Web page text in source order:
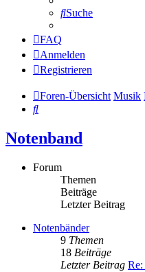
Suche
FAQ
Anmelden
Registrieren
Foren-Übersicht Musik
Suche
Notenband
Forum
Themen
Beiträge
Letzter Beitrag
Notenbänder
9 Themen
18 Beiträge
Letzter Beitrag